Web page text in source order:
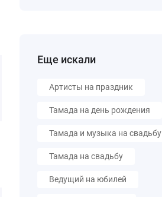
Еще искали
Артисты на праздник
Тамада на день рождения
Тамада и музыка на свадьбу
Тамада на свадьбу
Ведущий на юбилей